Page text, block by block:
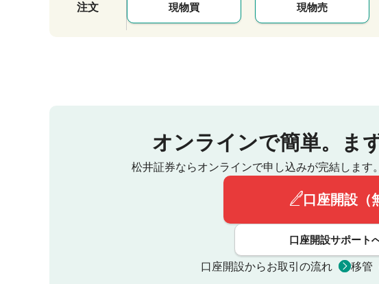
注文 現物買 現物売
オンラインで簡単。 ま
松井証券ならオンラインで申し込みが完結します。
口座開設（
口座開設サポート
口座開設からお取引の流れ 移管